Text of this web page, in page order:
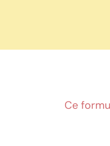
Ce